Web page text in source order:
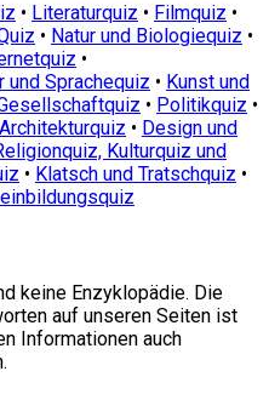
• Literaturquiz • Filmquiz •
• Natur und Biologiequiz •
•
und Sprachequiz • Kunst und
• Politikquiz •
Architekturquiz • Design und
Kulturquiz und
• Klatsch und Tratschquiz •
keine Enzyklopädie. Die
auf unseren Seiten ist
Informationen auch